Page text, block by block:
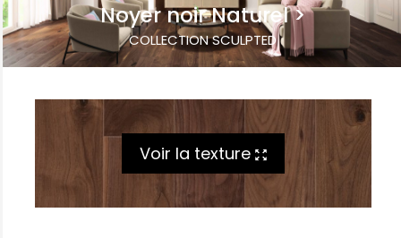
Noyer noir Naturel
COLLECTION SCULPTED
Voir la texture